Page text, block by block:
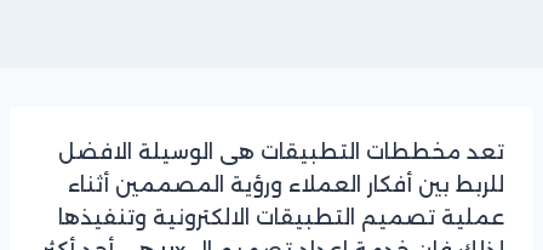
تعد مخططات التطبيقات هى الوسيلة الافضل
للربط بين أفكار العملاء ورؤية المصممين أثناء
عملية تصميم التطبيقات الالكترونية وتنفيذها